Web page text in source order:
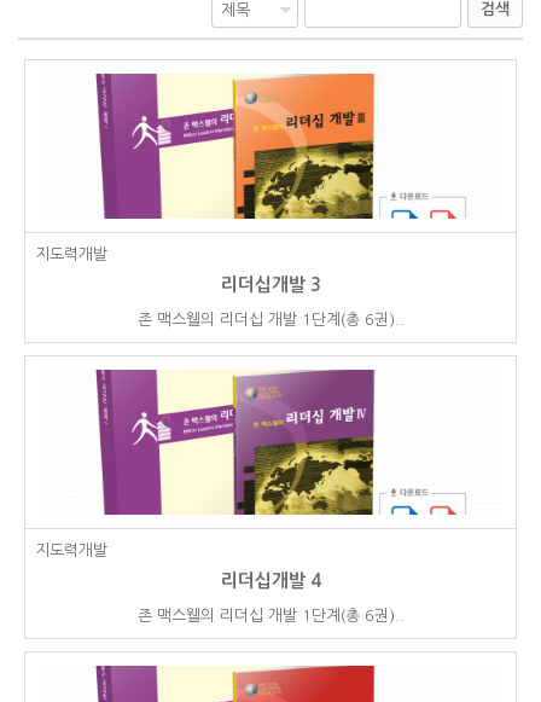
검색
지도력개발
리더십개발 3
존 맥스웰의 리더십 개발 1단계(총 6권)..
지도력개발
리더십개발 4
존 맥스웰의 리더십 개발 1단계(총 6권)..